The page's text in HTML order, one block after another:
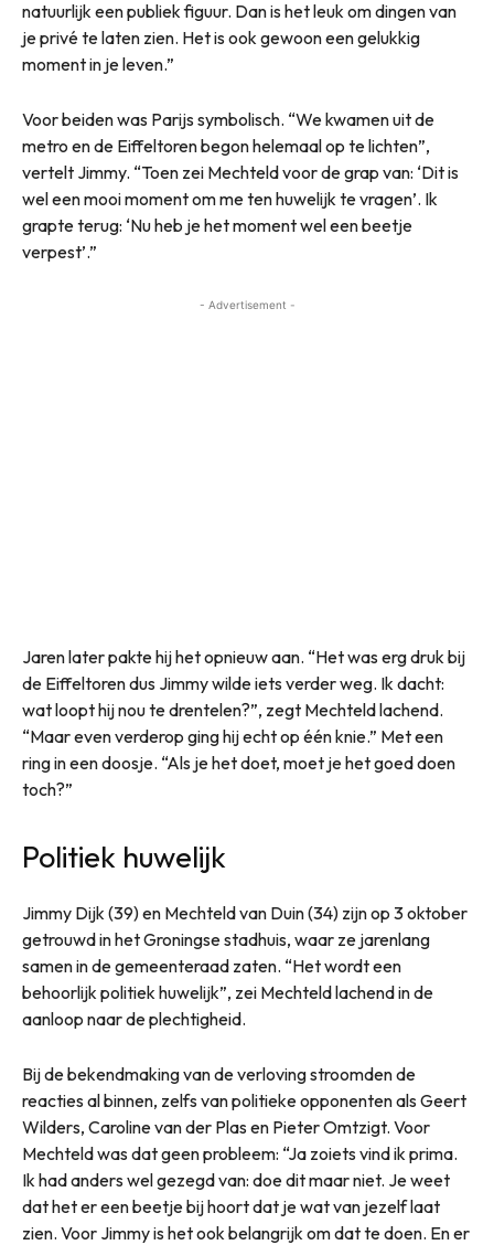
natuurlijk een publiek figuur. Dan is het leuk om dingen van
je privé te laten zien. Het is ook gewoon een gelukkig
moment in je leven.”
Voor beiden was Parijs symbolisch. “We kwamen uit de
metro en de Eiffeltoren begon helemaal op te lichten”,
vertelt Jimmy. “Toen zei Mechteld voor de grap van: ‘Dit is
wel een mooi moment om me ten huwelijk te vragen’. Ik
grapte terug: ‘Nu heb je het moment wel een beetje
verpest’.”
- Advertisement -
Jaren later pakte hij het opnieuw aan. “Het was erg druk bij
de Eiffeltoren dus Jimmy wilde iets verder weg. Ik dacht:
wat loopt hij nou te drentelen?”, zegt Mechteld lachend.
“Maar even verderop ging hij echt op één knie.” Met een
ring in een doosje. “Als je het doet, moet je het goed doen
toch?”
Politiek huwelijk
Jimmy Dijk (39) en Mechteld van Duin (34) zijn op 3 oktober
getrouwd in het Groningse stadhuis, waar ze jarenlang
samen in de gemeenteraad zaten. “Het wordt een
behoorlijk politiek huwelijk”, zei Mechteld lachend in de
aanloop naar de plechtigheid.
Bij de bekendmaking van de verloving stroomden de
reacties al binnen, zelfs van politieke opponenten als Geert
Wilders, Caroline van der Plas en Pieter Omtzigt. Voor
Mechteld was dat geen probleem: “Ja zoiets vind ik prima.
Ik had anders wel gezegd van: doe dit maar niet. Je weet
dat het er een beetje bij hoort dat je wat van jezelf laat
zien. Voor Jimmy is het ook belangrijk om dat te doen. En er